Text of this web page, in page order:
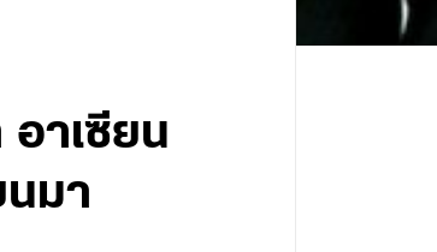
อาเซียน
มา